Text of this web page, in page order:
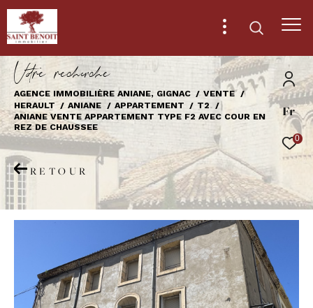
Fr
0
Vore recece
AGENCE IMMOBILIÈRE ANIANE, GIGNAC
VENTE
HERAULT
ANIANE APPARTEMENT
T2
ANIANE VENTE APPARTEMENT TYPE F2 AVEC COUR EN
REZ DE CHAUSSEE
RETOUR
Effectuer une recherche
et trouver le bien qui correspond à vos
critères
Type
d'offre
Vente
Type de bien
Ville